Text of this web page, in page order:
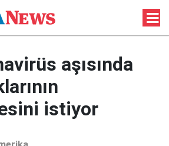
aşısında
istiyor